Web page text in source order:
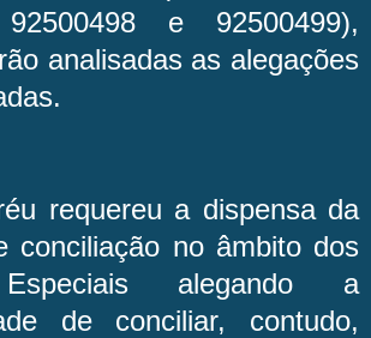
92500498 e 92500499),
analisadas as alegações
requereu a dispensa da
conciliação no âmbito dos
alegando a
de conciliar, contudo,